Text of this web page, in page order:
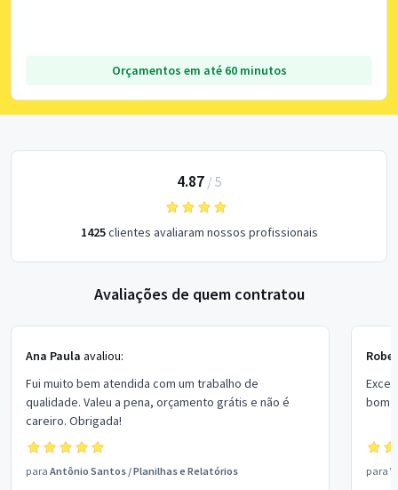
Orçamentos em até 60 minutos
4.87/ 5
1425clientes avaliaram nossos profissionais
Avaliações de quem contratou
Ana Paula avaliou:
Fui muito bem atendida com um trabalho de
qualidade. Valeu a pena, orçamento grátis e não é
careiro. Obrigada!
para Antônio Santos /Planilhas e Relatórios
bom
para